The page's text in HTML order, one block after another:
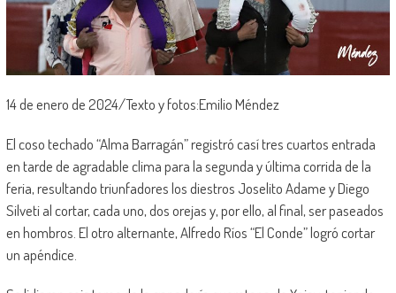
14 de enero de 2024/Texto y fotos:Emilio Méndez
El coso techado “Alma Barragán” registró casí tres cuartos entrada
en tarde de agradable clima para la segunda y última corrida de la
feria, resultando triunfadores los diestros Joselito Adame y Diego
Silveti al cortar, cada uno, dos orejas y, por ello, al final, ser paseados
en hombros. El otro alternante, Alfredo Ríos “El Conde” logró cortar
un apéndice.